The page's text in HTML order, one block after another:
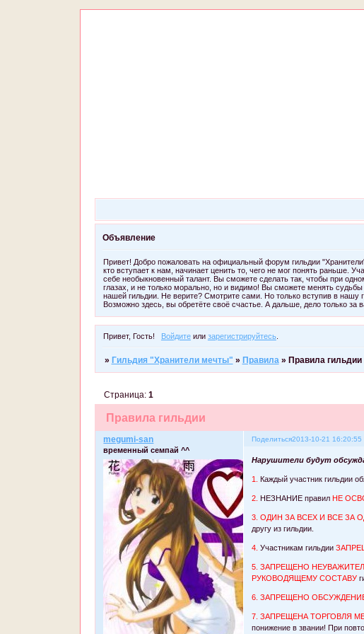
Объявление
Привет! Добро пожаловать на официальный форум гильдии
кто вступает к нам, начинает ценить то, чего не мог понять раньше.
себе необыкновенный талант. Вы сможете сделать так, чтобы при
глазах, и не только морально, но и видимо! Вы сможете менять
нашей гильдии. Не верите? Смотрите сами. Но только вступив в
Возможно здесь, вы обретёте своё счастье. А дальше, дело только
Привет, Гость! Войдитеили зарегистрируйтесь.
» Гильдия "Хранители мечты" » Правила » Правила гильдии
Правила гильдии
Страница: 1
Поделиться2013-10-21 16:20:55
megumi-san
временный семпай ^^
Нарушители будут
1. Каждый участник гильдии
2. НЕЗНАНИЕ правилНЕ
3. ОДИН ЗА ВСЕХ И ВСЕ ЗА
другу из гильдии.
4. Участникам гильдии
5. ЗАПРЕЩЕНО
РУКОВОДЯЩЕМУ СОСТАВУ
6. ЗАПРЕЩЕНО
7. ЗАПРЕЩЕНА ТОРГОВЛЯ
понижение в звании! При